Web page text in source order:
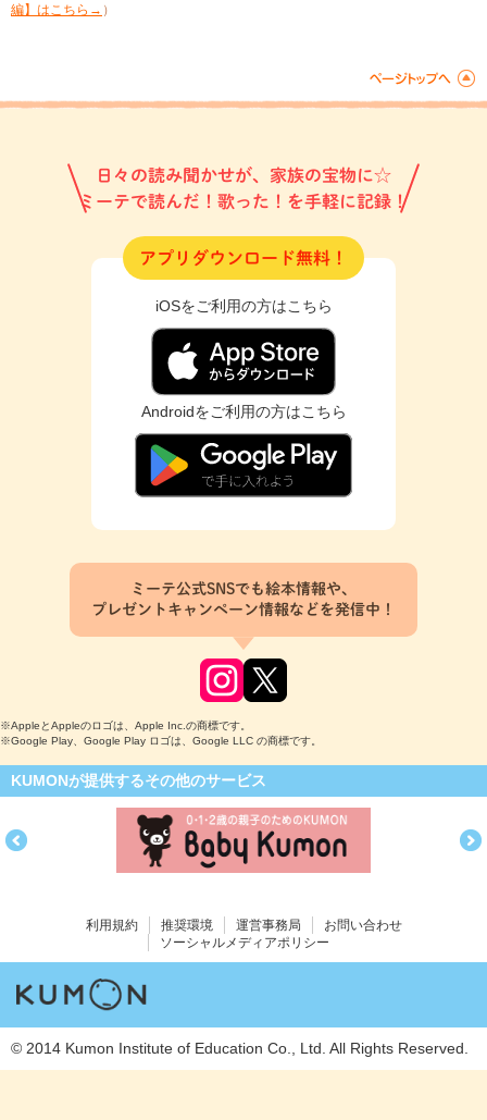
編】はこちら→ ）
日々の読み聞かせが、家族の宝物に☆
ミーテで読んだ！歌った！を手軽に記録！
アプリダウンロード無料！
iOSをご利用の方はこちら
Androidをご利用の方はこちら
ミーテ公式SNSでも絵本情報や、
プレゼントキャンペーン情報などを発信中！
※AppleとAppleのロゴは、Apple Inc.の商標です。
※Google Play、Google Play ロゴは、Google LLC の商標です。
KUMONが提供するその他のサービス
利用規約 推奨環境 運営事務局
お問い合わせ
ソーシャルメディアポリシー
© 2014 Kumon Institute of Education Co., Ltd. All Rights Reserved.